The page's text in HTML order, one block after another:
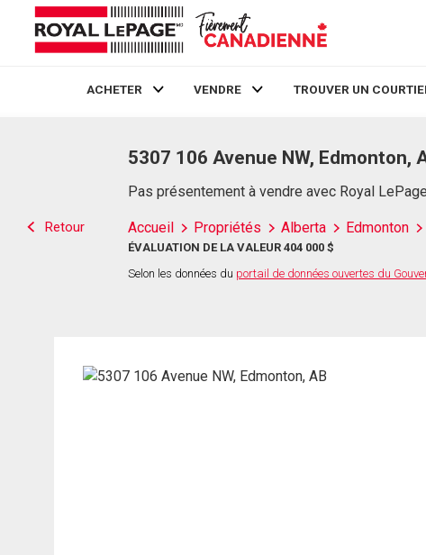
ACHETER VENDRE TROUVER UN
Retour
5307 106 Avenue NW, Edmonton,
Pas présentement à vendre avec Royal LePage
Accueil Propriétés Alberta Edmonton
ÉVALUATION DE LA VALEUR 404 000 $
Selon les données du portail de données ouvertes du